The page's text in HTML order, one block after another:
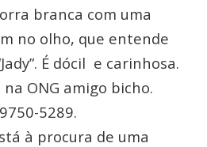
branca com uma
no olho, que entende
É dócil e carinhosa.
ONG amigo bicho.
5289.
à procura de uma